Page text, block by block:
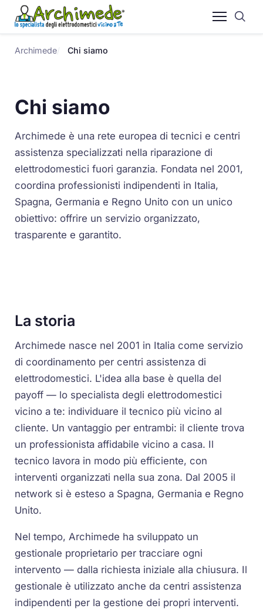
Archimede Chi siamo
Chi siamo
Archimede è una rete europea di tecnici e centri
assistenza specializzati nella riparazione di
elettrodomestici fuori garanzia. Fondata nel 2001,
coordina professionisti indipendenti in Italia,
Spagna, Germania e Regno Unito con un unico
obiettivo: offrire un servizio organizzato,
trasparente e garantito.
La storia
Archimede nasce nel 2001 in Italia come servizio
di coordinamento per centri assistenza di
elettrodomestici. L'idea alla base è quella del
payoff — lo specialista degli elettrodomestici
vicino a te: individuare il tecnico più vicino al
cliente. Un vantaggio per entrambi: il cliente trova
un professionista affidabile vicino a casa. Il
tecnico lavora in modo più efficiente, con
interventi organizzati nella sua zona. Dal 2005 il
network si è esteso a Spagna, Germania e Regno
Unito.
Nel tempo, Archimede ha sviluppato un
gestionale proprietario per tracciare ogni
intervento — dalla richiesta iniziale alla chiusura. Il
gestionale è utilizzato anche da centri assistenza
indipendenti per la gestione dei propri interventi.